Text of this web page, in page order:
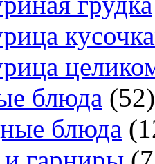
блюда (52)
блюда